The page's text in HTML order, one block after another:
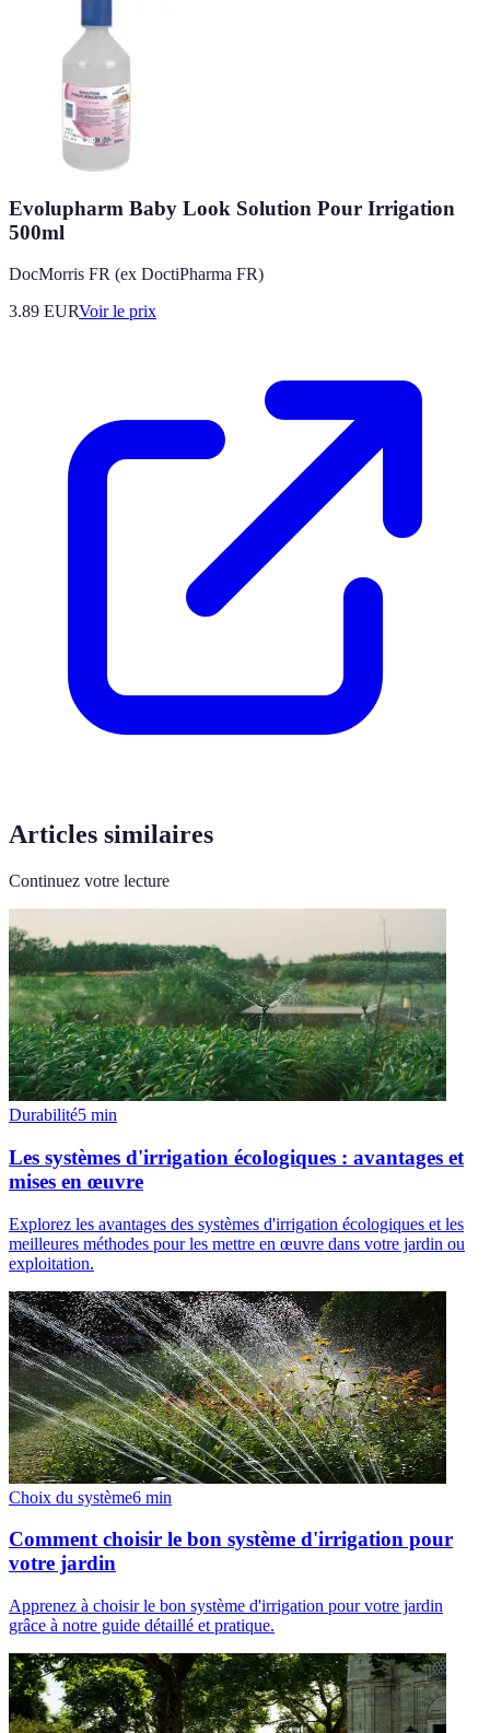
Evolupharm Baby Look Solution Pour Irrigation
500ml
DocMorris FR (ex DoctiPharma FR)
3.89 EURVoir le prix
Articles similaires
Continuez votre lecture
Durabilité5 min
Les systèmes d'irrigation écologiques : avantages et
mises en œuvre
Explorez les avantages des systèmes d'irrigation écologiques et les
meilleures méthodes pour les mettre en œuvre dans votre jardin ou
exploitation.
Choix du système6 min
Comment choisir le bon système d'irrigation pour
votre jardin
Apprenez à choisir le bon système d'irrigation pour votre jardin
grâce à notre guide détaillé et pratique.